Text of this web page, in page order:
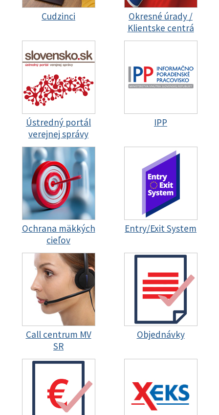
Cudzinci
Okresné úrady /
Klientske centrá
Ústredný portál
verejnej správy
IPP
Ochrana mäkkých
cieľov
Entry/Exit System
Call centrum MV
SR
Objednávky